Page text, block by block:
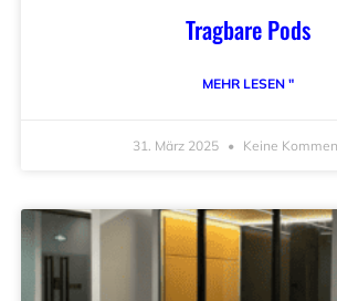
Tragbare Pods
MEHR LESEN "
31. März 2025 Keine